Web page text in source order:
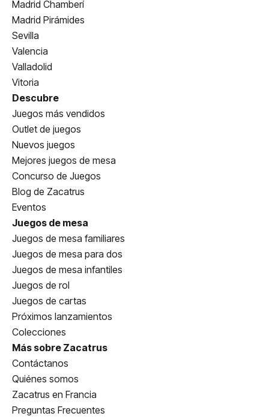
Madrid Chamberí
Madrid Pirámides
Sevilla
Valencia
Valladolid
Vitoria
Descubre
Juegos más vendidos
Outlet de juegos
Nuevos juegos
Mejores juegos de mesa
Concurso de Juegos
Blog de Zacatrus
Eventos
Juegos de mesa
Juegos de mesa familiares
Juegos de mesa para dos
Juegos de mesa infantiles
Juegos de rol
Juegos de cartas
Próximos lanzamientos
Colecciones
Más sobre Zacatrus
Contáctanos
Quiénes somos
Zacatrus en Francia
Preguntas Frecuentes